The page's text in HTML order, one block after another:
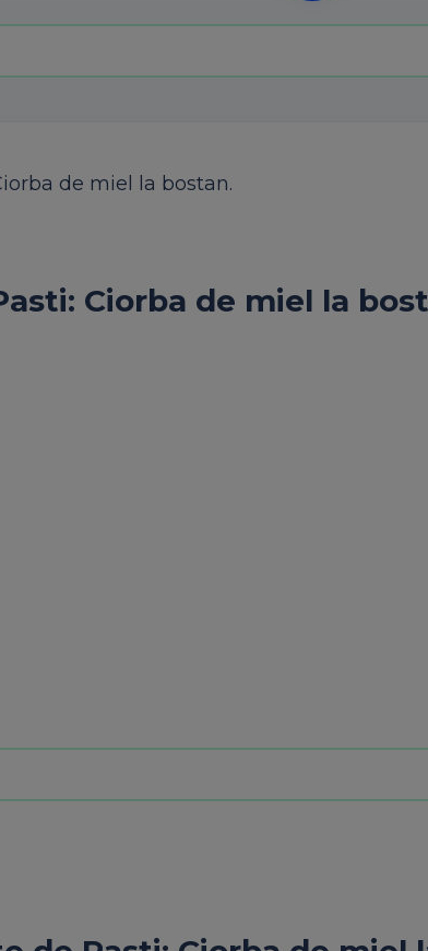
de miel la bostan.
Ciorba de miel la